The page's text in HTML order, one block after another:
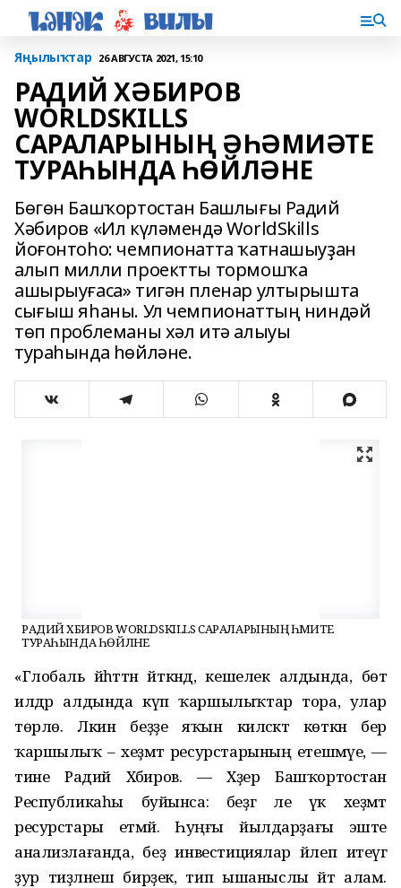
Яңылыҡтар 26 АВГУСТА 2021, 15:10
РАДИЙ ХӘБИРОВ
WORLDSKILLS
САРАЛАРЫНЫҢ ӘҺӘМИӘТЕ
ТУРАҺЫНДА ҺӨЙЛӘНЕ
Бөгөн Башҡортостан Башлығы Радий
Хәбиров «Ил күләмендә WorldSkills
йоғонтоһо: чемпионатта ҡатнашыуҙан
алып милли проектты тормошҡа
ашырыуғаса» тигән пленар ултырышта
сығыш яһаны. Ул чемпионаттың ниндәй
төп проблеманы хәл итә алыуы
тураһында һөйләне.
РАДИЙ ХӘБИРОВ WORLDSKILLS САРАЛАРЫНЫҢ ӘҺӘМИӘТЕ
ТУРАҺЫНДА ҺӨЙЛӘНЕ
«Глобаль йәһәттән әйткәндә, кешелек алдында, бөтә
илдәр алдында күп ҡаршылыҡтар тора, улар
төрлө. Ләкин беҙҙе яҡын киләсәктә көткән бер
ҡаршылыҡ – хеҙмәт ресурстарының етешмәүе, —
тине Радий Хәбиров. — Хәҙер Башҡортостан
Республикаһы буйынса: беҙгә әле үк хеҙмәт
ресурстары етмәй. Һуңғы йылдарҙағы эште
анализлағанда, беҙ инвестициялар йәлеп итеүгә
ҙур тиҙләнеш бирҙек, тип ышаныслы әйтә алам.